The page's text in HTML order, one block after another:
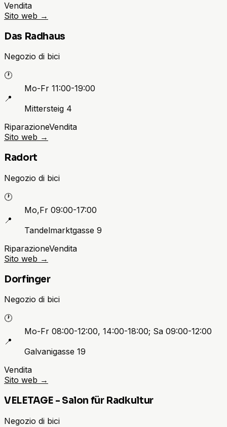
Vendita
Sito web →
Das Radhaus
Negozio di bici
🕐
Mo-Fr 11:00-19:00
📍
Mittersteig 4
RiparazioneVendita
Sito web →
Radort
Negozio di bici
🕐
Mo,Fr 09:00-17:00
📍
Tandelmarktgasse 9
RiparazioneVendita
Sito web →
Dorfinger
Negozio di bici
🕐
Mo-Fr 08:00-12:00, 14:00-18:00; Sa 09:00-12:00
📍
Galvanigasse 19
Vendita
Sito web →
VELETAGE - Salon für Radkultur
Negozio di bici